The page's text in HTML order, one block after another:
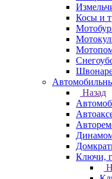
Косы и
Назад
Ключи,